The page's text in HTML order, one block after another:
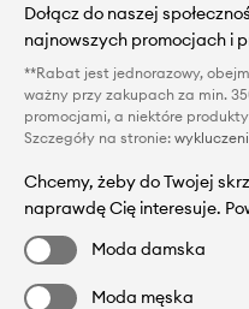
Dołącz do naszej
najnowszych promocjach i
**Rabat jest jednorazowy,
ważny przy zakupach za min.
promocjami, a niektóre
Szczegóły na stronie:
Chcemy, żeby do Twojej
naprawdę Cię interesuje.
Moda damska
Moda męska